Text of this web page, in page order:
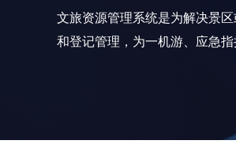
文旅资源管理系统是为解决景
和登记管理，为一机游、应急